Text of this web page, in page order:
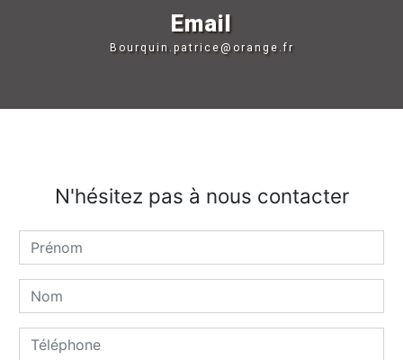
Email
bourquin.patrice@orange.fr
N'hésitez pas à nous contacter